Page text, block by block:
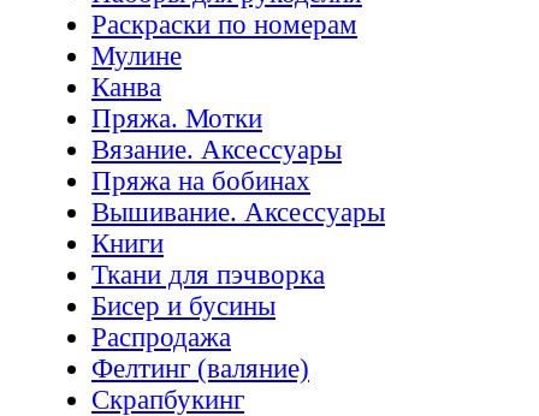
Раскраски по номерам
Мулине
Канва
Пряжа. Мотки
Вязание. Аксессуары
Пряжа на бобинах
Вышивание. Аксессуары
Книги
Ткани для пэчворка
Бисер и бусины
Распродажа
Фелтинг (валяние)
Скрапбукинг